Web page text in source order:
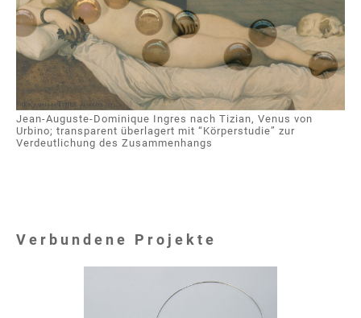
Jean-Auguste-Dominique Ingres nach Tizian, Venus von
Urbino; transparent überlagert mit “Körperstudie” zur
Verdeutlichung des Zusammenhangs
Verbundene Projekte